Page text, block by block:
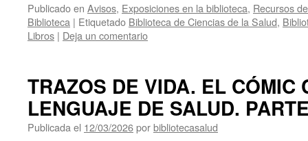
Publicado en Avisos, Exposiciones en la biblioteca, Recursos
Biblioteca | Etiquetado Biblioteca de Ciencias de la Salud,
Libros | Deja un comentario
TRAZOS DE VIDA. EL CÓMIC
LENGUAJE DE SALUD.
Publicada el 12/03/2026porbibliotecasalud